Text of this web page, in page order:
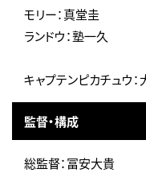
モリー：真堂圭
ランドウ：塾一久
キャプテンピカチュウ
監督・構成
総監督：冨安大貴